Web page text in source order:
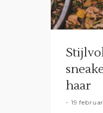
haar
19